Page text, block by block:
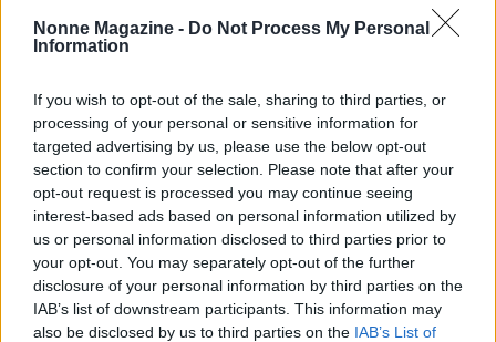
Nonne Magazine - Do Not Process My Personal
Information
If you wish to opt-out of the sale, sharing to third parties, or
processing of your personal or sensitive information for
targeted advertising by us, please use the below opt-out
section to confirm your selection. Please note that after your
opt-out request is processed you may continue seeing
interest-based ads based on personal information utilized by
us or personal information disclosed to third parties prior to
your opt-out. You may separately opt-out of the further
disclosure of your personal information by third parties on the
IAB’s list of downstream participants. This information may
also be disclosed by us to third parties on the IAB’s List of
Continua a leggere